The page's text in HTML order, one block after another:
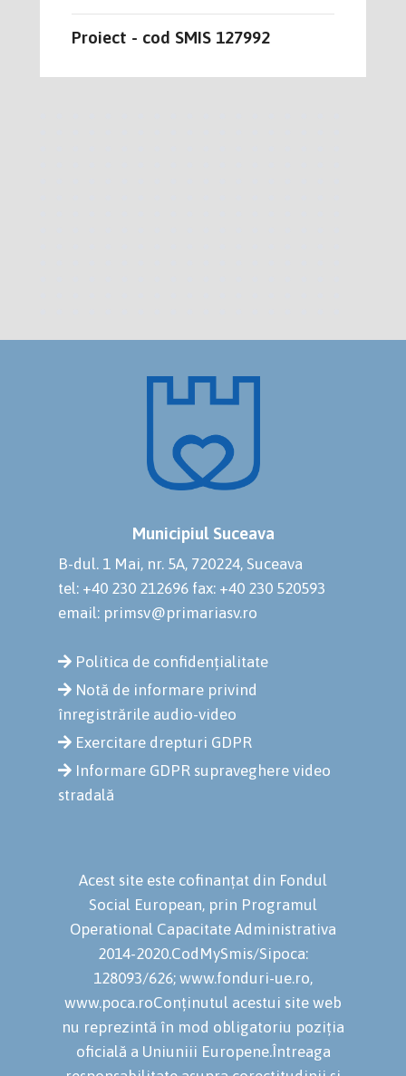
Proiect - cod SMIS 127992
Municipiul Suceava
B-dul. 1 Mai, nr. 5A, 720224, Suceava
tel: +40 230 212696 fax: +40 230 520593
email: primsv@primariasv.ro
Politica de confidențialitate
Notă de informare privind
înregistrările audio-video
Exercitare drepturi GDPR
Informare GDPR supraveghere video
stradală
Acest site este cofinanțat din Fondul
Social European, prin Programul
Operational Capacitate Administrativa
2014-2020.CodMySmis/Sipoca:
128093/626; www.fonduri-ue.ro,
www.poca.roConținutul acestui site web
nu reprezintă în mod obligatoriu poziția
oficială a Uniuniii Europene.Întreaga